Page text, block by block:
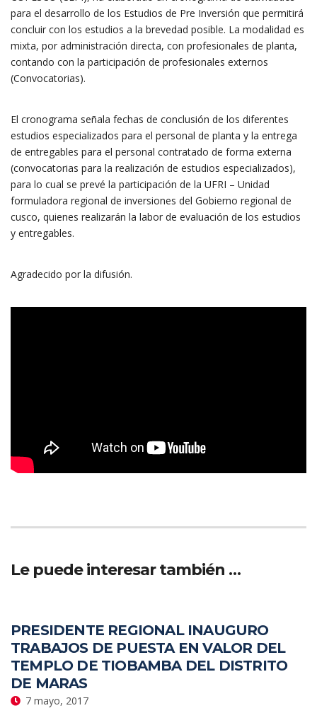
para el desarrollo de los Estudios de Pre Inversión que permitirá
concluir con los estudios a la brevedad posible. La modalidad es
mixta, por administración directa, con profesionales de planta,
contando con la participación de profesionales externos
(Convocatorias).
El cronograma señala fechas de conclusión de los diferentes
estudios especializados para el personal de planta y la entrega
de entregables para el personal contratado de forma externa
(convocatorias para la realización de estudios especializados),
para lo cual se prevé la participación de la UFRI – Unidad
formuladora regional de inversiones del Gobierno regional de
cusco, quienes realizarán la labor de evaluación de los estudios
y entregables.
Agradecido por la difusión.
Le puede interesar también …
PRESIDENTE REGIONAL INAUGURO
TRABAJOS DE PUESTA EN VALOR DEL
TEMPLO DE TIOBAMBA DEL DISTRITO
DE MARAS
7 mayo, 2017